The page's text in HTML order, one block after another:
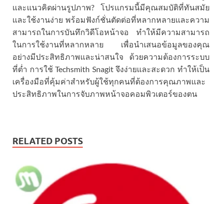
และแนวคิดผ่านรูปภาพ? โปรแกรมนี้มีคุณสมบัติที่ทันสมัย
และใช้งานง่าย พร้อมฟังก์ชั่นตัดต่อที่หลากหลายและความ
สามารถในการบันทึกวิดีโอหน้าจอ ทำให้มีความสามารถ
ในการใช้งานที่หลากหลาย เพื่อนำเสนอข้อมูลของคุณ
อย่างมีประสิทธิภาพและน่าสนใจ ด้วยความต้องการระบบ
ที่ต่ำ การใช้ Techsmith Snagit จึงง่ายและสะดวก ทำให้เป็น
เครื่องมือที่คุ้มค่าสำหรับผู้ใช้ทุกคนที่ต้องการคุณภาพและ
ประสิทธิภาพในการจับภาพหน้าจอคอมพิวเตอร์ของตน
RELATED POSTS